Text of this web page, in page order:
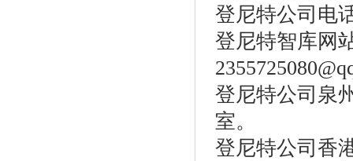
登尼特公司电
登尼特智库网
登尼特公司泉
室。
登尼特公司香